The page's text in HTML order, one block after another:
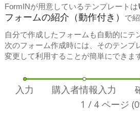
FormINが用意しているテンプレートは
フォームの紹介（動作付き）
で
自分で作成したフォームも自動的にテ
次のフォーム作成時には、そのテンプ
変更して利用することが簡単にできま